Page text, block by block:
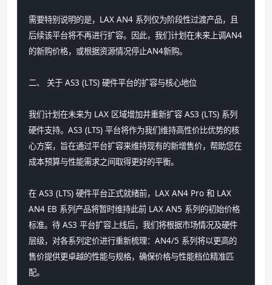
需要特别说明的是，LAX AN4 系列仅为阶段性过渡产品，且
后续该平台将不再进行扩容。因此，我们计划在未来上调AN4
的新购价格，或根据资源情况停止AN4新购。
二、 关于 AS3 (LTS) 硬件平台的扩容与核心地位
我们计划在未来为 LAX 区域增加并重新扩容 AS3 (LTS) 系列
硬件支持。AS3 (LTS) 平台将作为我们维持高性价比优势的核
心方案，旨在通过平台扩容来维持现有的新增售价，帮助您在
成本预算与性能需求之间取得更好的平衡。
在 AS3 (LTS) 硬件平台正式就绪前，LAX AN4 Pro 和 LAX
AN4 EB 系列产品将暂时维持此前 LAX AN5 系列的初始价格
标准。待 AS3 平台扩容上线后，我们将根据市场情况及硬件
层级，对各系列定价进行重新梳理：AN4/5 系列将以更高的
售价提供更卓越的性能与规格，确保价格与性能档位精准匹
配。